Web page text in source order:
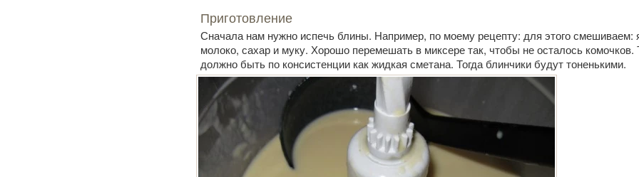
Приготовление
Сначала нам нужно испечь блины. Например, по моему рецепту: для этого смешиваем:
молоко, сахар и муку. Хорошо перемешать в миксере так, чтобы не осталось комочков.
должно быть по консистенции как жидкая сметана. Тогда блинчики будут тоненькими.